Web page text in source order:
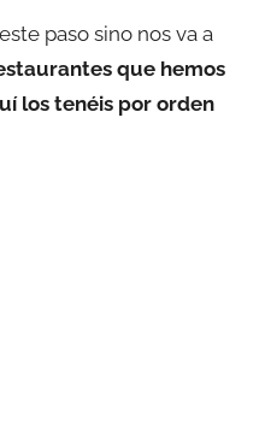
paso sino nos va a
que hemos
los tenéis por orden